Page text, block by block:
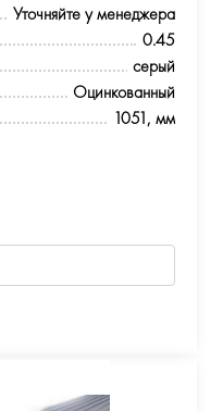
Уточняйте у менеджера
0.45
серый
Оцинкованный
1051, мм